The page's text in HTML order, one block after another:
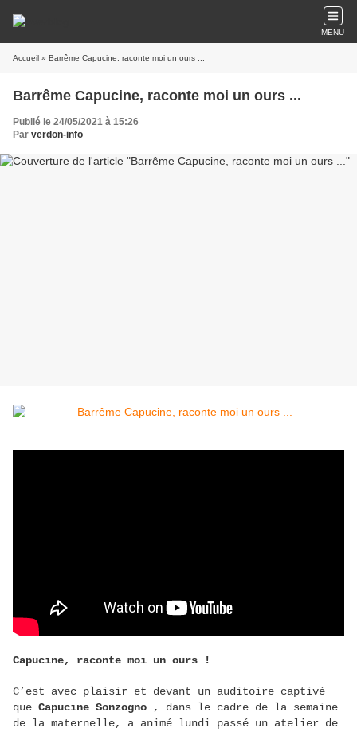
MENU
Accueil » Barrême Capucine, raconte moi un ours ...
Barrême Capucine, raconte moi un ours ...
Publié le 24/05/2021 à 15:26
Par verdon-info
Capucine, raconte moi un ours !
C’est avec plaisir et devant un auditoire captivé
que Capucine Sonzogno , dans le cadre de la semaine
de la maternelle, a animé lundi passé un atelier de